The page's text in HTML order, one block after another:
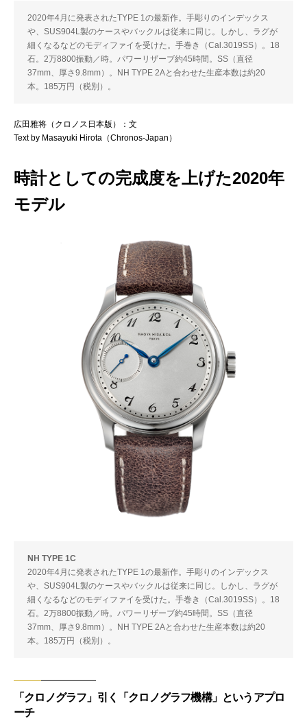
2020年4月に発表されたTYPE 1の最新作。手彫りのインデックス
や、SUS904L製のケースやバックルは従来に同じ。しかし、ラグが
細くなるなどのモディファイを受けた。手巻き（Cal.3019SS）。18
石。2万8800振動／時。パワーリザーブ約45時間。SS（直径
37mm、厚さ9.8mm）。NH TYPE 2Aと合わせた生産本数は約20
本。185万円（税別）。
広田雅将（クロノス日本版）：文
Text by Masayuki Hirota（Chronos-Japan）
時計としての完成度を上げた2020年
モデル
NH TYPE 1C
2020年4月に発表されたTYPE 1の最新作。手彫りのインデックス
や、SUS904L製のケースやバックルは従来に同じ。しかし、ラグが
細くなるなどのモディファイを受けた。手巻き（Cal.3019SS）。18
石。2万8800振動／時。パワーリザーブ約45時間。SS（直径
37mm、厚さ9.8mm）。NH TYPE 2Aと合わせた生産本数は約20
本。185万円（税別）。
「クロノグラフ」引く「クロノグラフ機構」というアプロ
ーチ